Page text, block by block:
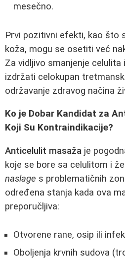
mesečno.
Prvi pozitivni efekti, kao što
koža, mogu se osetiti već
Za vidljivo smanjenje
izdržati celokupan
održavanje zdravog načina
Ko je Dobar Kandidat za
Koji Su Kontraindikacije?
Anticelulit masaža je
koje se bore sa celulitom i
naslage s problematičnih
određena stanja kada ova
preporučljiva:
Otvorene rane, osip ili
Oboljenja krvnih sudova